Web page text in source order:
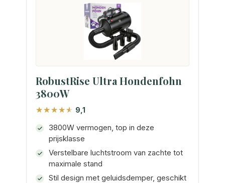
RobustRise Ultra Hondenfohn
3800W
9,1
3800W vermogen, top in deze
prijsklasse
Verstelbare luchtstroom van zachte tot
maximale stand
Stil design met geluidsdemper, geschikt